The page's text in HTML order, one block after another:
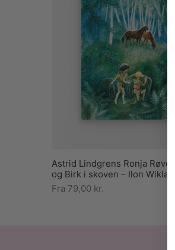
Astrid Lindgrens Ronja
og Birk i skoven – Ilon Wikland
Fra 79,00 kr.